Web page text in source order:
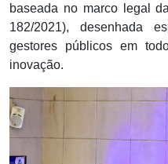
baseada no marco legal
182/2021), desenhada
gestores públicos em
inovação.